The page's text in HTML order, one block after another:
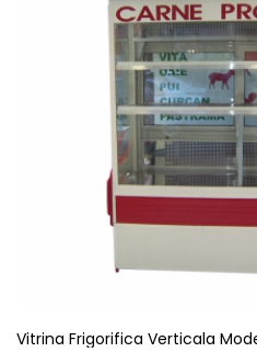
Vitrina Frigorifica Verticala